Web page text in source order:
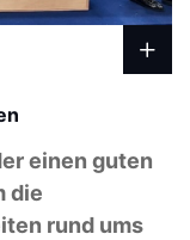
einen guten
die
rund ums